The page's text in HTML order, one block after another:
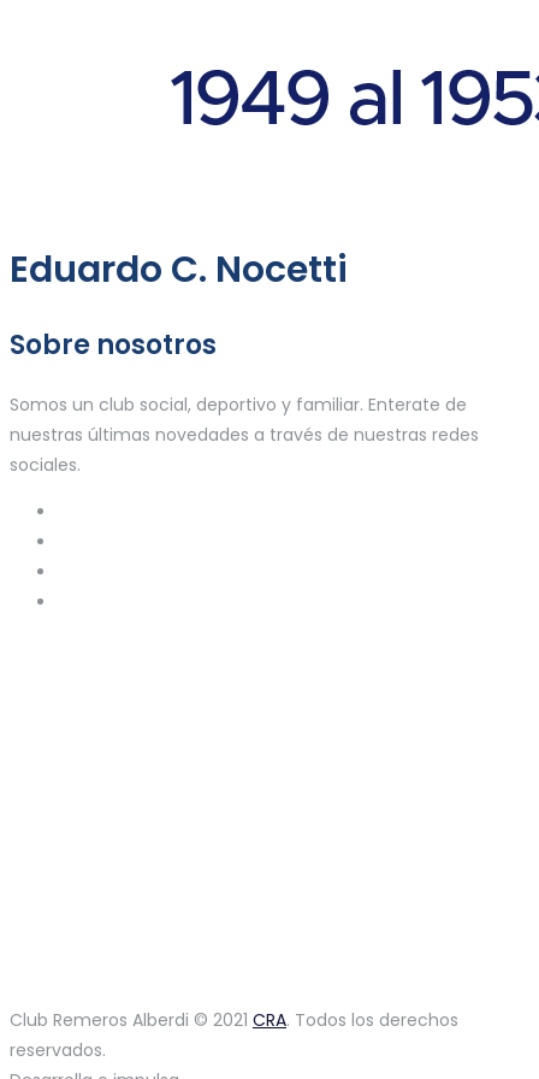
Eduardo C. Nocetti
Sobre nosotros
Somos un club social, deportivo y familiar. Enterate de
nuestras últimas novedades a través de nuestras redes
sociales.
Club Remeros Alberdi © 2021 CRA. Todos los derechos
reservados.